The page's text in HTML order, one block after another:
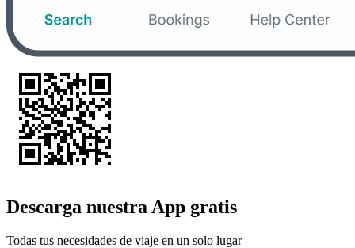
Descarga nuestra App gratis
Todas tus necesidades de viaje en un solo lugar